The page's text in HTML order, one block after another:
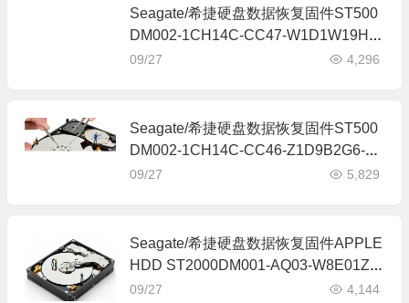
Seagate/希捷硬盘数据恢复固件ST500
DM002-1CH14C-CC47-W1D1W19H-P
C3000全套
09/27 4,296
Seagate/希捷硬盘数据恢复固件ST500
DM002-1CH14C-CC46-Z1D9B2G6-P
C3000全套
09/27 5,829
Seagate/希捷硬盘数据恢复固件APPLE
HDD ST2000DM001-AQ03-W8E01Z5
H-PC3000全套
09/27 4,144